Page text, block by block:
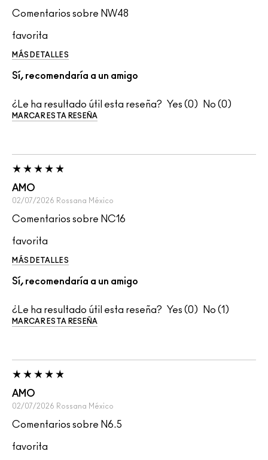
Comentarios sobre NW48
favorita
MÁS DETALLES
Sí, recomendaría a un amigo
¿Le ha resultado útil esta reseña? 0 0
MARCAR ESTA RESEÑA
AMO
02/07/2026 Rossana México
Comentarios sobre NC16
favorita
MÁS DETALLES
Sí, recomendaría a un amigo
¿Le ha resultado útil esta reseña? 0 1
MARCAR ESTA RESEÑA
AMO
02/07/2026 Rossana México
Comentarios sobre N6.5
favorita